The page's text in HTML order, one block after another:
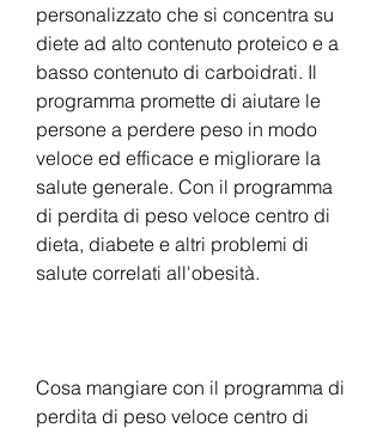
personalizzato che si concentra su
diete ad alto contenuto proteico e a
basso contenuto di carboidrati. Il
programma promette di aiutare le
persone a perdere peso in modo
veloce ed efficace e migliorare la
salute generale. Con il programma
di perdita di peso veloce centro di
dieta, diabete e altri problemi di
salute correlati all'obesità.
Cosa mangiare con il programma di
perdita di peso veloce centro di